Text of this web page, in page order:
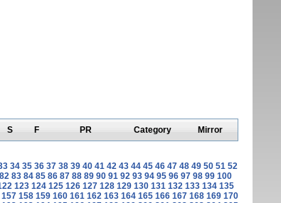
S F PR Category Mirror
34 35 36 37 38 39 40 41 42 43 44 45 46 47 48 49 50 51 52
82 83 84 85 86 87 88 89 90 91 92 93 94 95 96 97 98 99 100
123 124 125 126 127 128 129 130 131 132 133 134 135
157 158 159 160 161 162 163 164 165 166 167 168 169 170